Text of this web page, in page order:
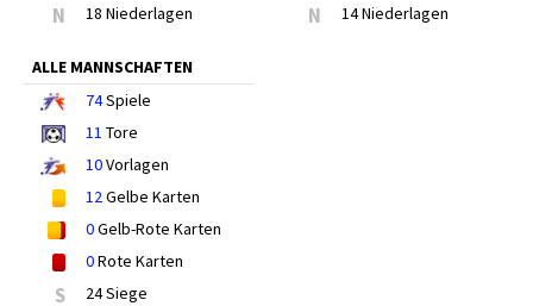
N 18 Niederlagen N 14 Niederlagen
ALLE MANNSCHAFTEN
74Spiele
11 Tore
10Vorlagen
12Gelbe Karten
0Gelb-Rote Karten
0Rote Karten
S 24 Siege